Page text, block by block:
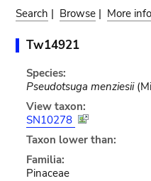
Search | Browse | More
Tw14921
Species:
Pseudotsuga menziesii
View taxon:
SN10278
Taxon lower than:
Familia:
Pinaceae